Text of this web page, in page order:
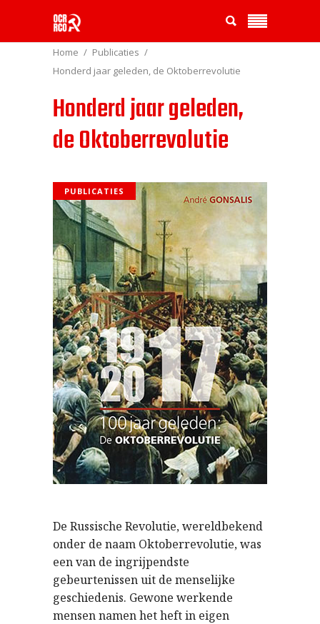
Home
Publicaties
Honderd jaar geleden, de Oktoberrevolutie
Honderd jaar geleden,
de Oktoberrevolutie
PUBLICATIES
De Russische Revolutie, wereldbekend
onder de naam Oktoberrevolutie, was
een van de ingrijpendste
gebeurtenissen uit de menselijke
geschiedenis. Gewone werkende
mensen namen het heft in eigen